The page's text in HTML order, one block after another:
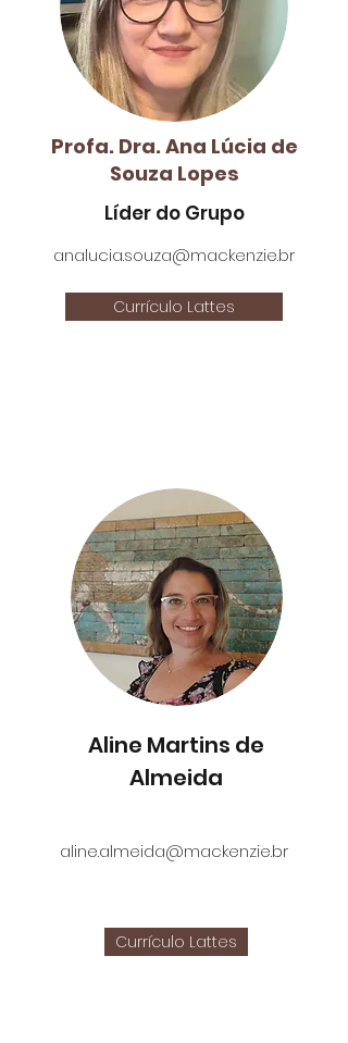
Aline Martins de
Almeida
aline.almeida@mackenzie.br
Currículo Lattes
Profa. Dra. Ana Lúcia de
Souza Lopes
Líder do Grupo
analucia.souza@mackenzie.br
Currículo Lattes